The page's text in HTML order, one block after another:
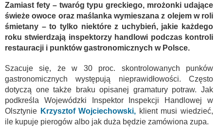
Zamiast fety – twaróg typu greckiego, mrożonki udające
świeże owoce oraz maślanka wymieszana z olejem w roli
śmietany – to tylko niektóre z uchybień, jakie każdego
roku stwierdzają inspektorzy handlowi podczas kontroli
restauracji i punktów gastronomicznych w Polsce.
Szacuje się, że w 30 proc. skontrolowanych punków
gastronomicznych występują nieprawidłowości. Często
dotyczą one także braku opisanej gramatury potraw. Jak
podkreśla Wojewódzki Inspektor Inspekcji Handlowej w
Olsztynie Krzysztof Wojciechowski, klient musi wiedzieć,
ile kupuje pierogów albo jak duża będzie zamówiona zupa.